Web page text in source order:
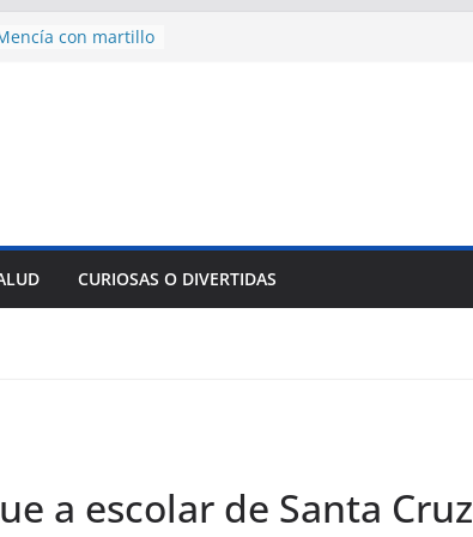
con martillo
contra Irán le
en su propio
de Derechos
Cuba
para importar
CURIOSAS O DIVERTIDAS
a escolar de Santa Cruz